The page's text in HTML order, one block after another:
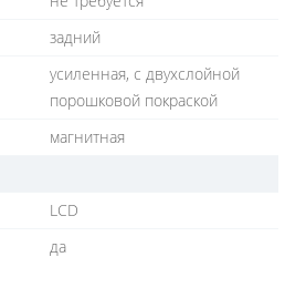
задний
усиленная, с двухслойной
порошковой покраской
магнитная
LСD
да